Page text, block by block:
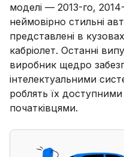
моделі — 2013-го, 2014-
неймовірно стильні
представлені в
кабріолет. Останні
виробник щедро
інтелектуальними
роблять їх
початківцями.